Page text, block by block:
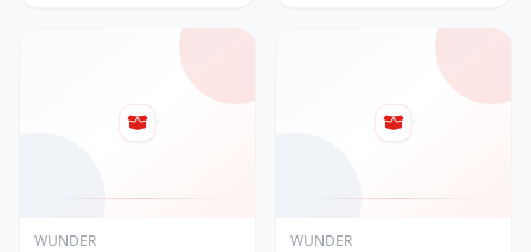
WUNDER WUNDER